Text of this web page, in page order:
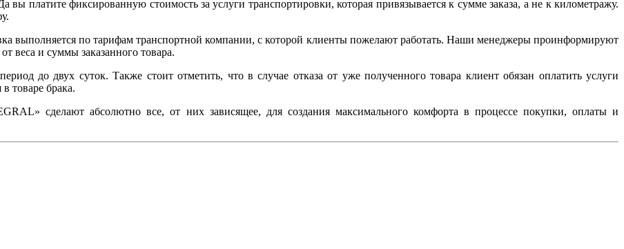
платите фиксированную стоимость за услуги транспортировки, которая привязывается к сумме заказа, а не к километражу.
выполняется по тарифам транспортной компании, с которой клиенты пожелают работать. Наши менеджеры проинформируют
веса и суммы заказанного товара.
до двух суток. Также стоит отметить, что в случае отказа от уже полученного товара клиент обязан оплатить услуги
товаре брака.
» сделают абсолютно все, от них зависящее, для создания максимального комфорта в процессе покупки, оплаты и